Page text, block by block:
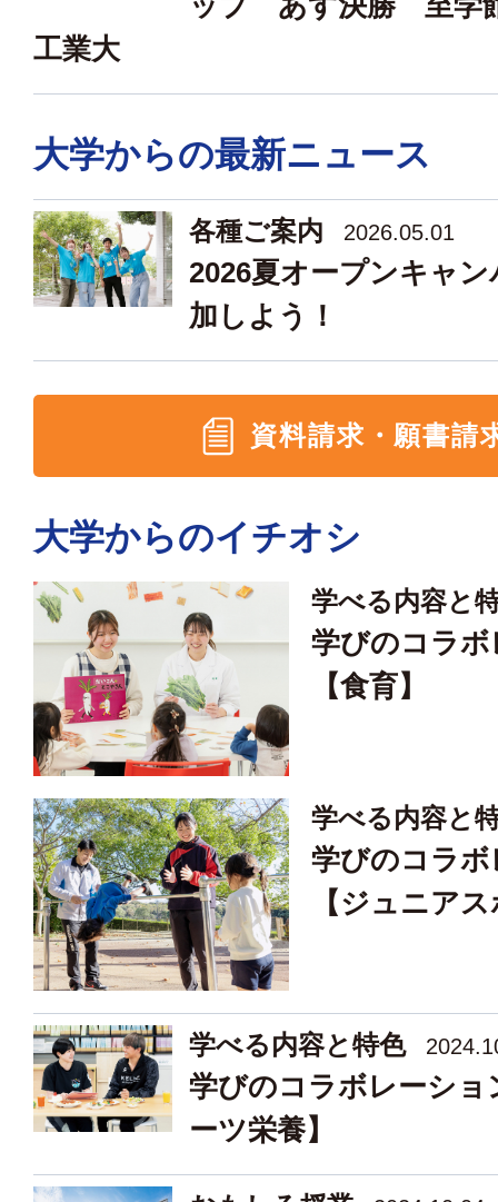
工業大
大学からの最新ニュース
各種ご案内 2026.05.01
2026夏オープンキャ
加しよう！
資料請求・願書請
大学からのイチオシ
学べる内容と
学びのコラ
【食育】
学べる内容と
学びのコラ
【ジュニア
学べる内容と特色
学びのコラボレーショ
ーツ栄養】